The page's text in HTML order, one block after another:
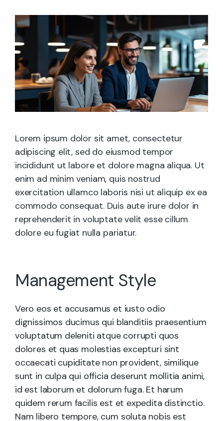
Lorem ipsum dolor sit amet, consectetur
adipiscing elit, sed do eiusmod tempor
incididunt ut labore et dolore magna aliqua. Ut
enim ad minim veniam, quis nostrud
exercitation ullamco laboris nisi ut aliquip ex ea
commodo consequat. Duis aute irure dolor in
reprehenderit in voluptate velit esse cillum
dolore eu fugiat nulla pariatur.
Management Style
Vero eos et accusamus et iusto odio
dignissimos ducimus qui blanditiis praesentium
voluptatum deleniti atque corrupti quos
dolores et quas molestias excepturi sint
occaecati cupiditate non provident, similique
sunt in culpa qui officia deserunt mollitia animi,
id est laborum et dolorum fuga. Et harum
quidem rerum facilis est et expedita distinctio.
Nam libero tempore, cum soluta nobis est